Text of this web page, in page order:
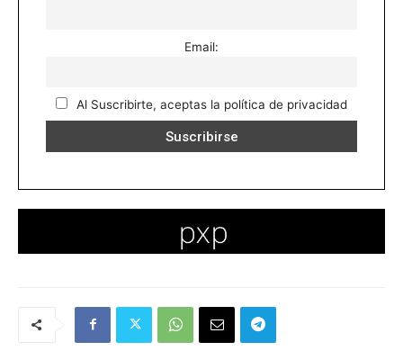
Email:
Al Suscribirte, aceptas la política de privacidad